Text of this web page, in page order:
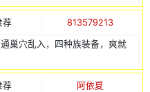
荐 813579213
巢穴乱入，四种族装备，爽就
荐 阿依夏